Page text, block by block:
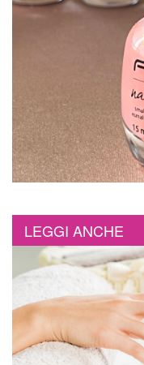
LEGGI ANCHE